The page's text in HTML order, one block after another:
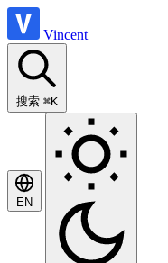
Vincent
搜索 ⌘K
EN